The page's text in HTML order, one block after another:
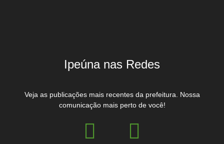
Ipeúna nas Redes
Veja as publicações mais recentes da prefeitura. Nossa
comunicação mais perto de você!